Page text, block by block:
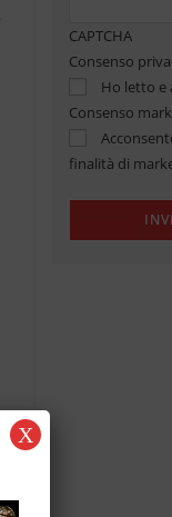
CAPTCHA
Consenso
Ho letto e
Consenso
finalità di
X